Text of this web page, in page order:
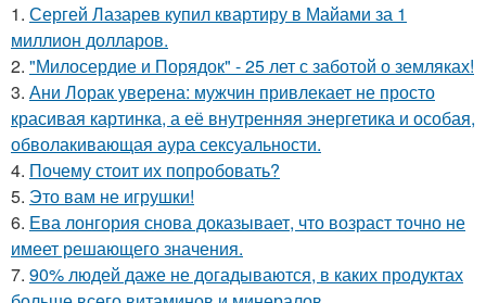
1. Сергей Лазарев купил квартиру в Майами за 1
миллион долларов.
2. "Милосердие и Порядок" - 25 лет с заботой о земляках!
3. Ани Лорак уверена: мужчин привлекает не просто
красивая картинка, а её внутренняя энергетика и особая,
обволакивающая аура сексуальности.
4. Почему стоит их попробовать?
5. Это вам не игрушки!
6. Ева лонгория снова доказывает, что возраст точно не
имеет решающего значения.
7. 90% людей даже не догадываются, в каких продуктах